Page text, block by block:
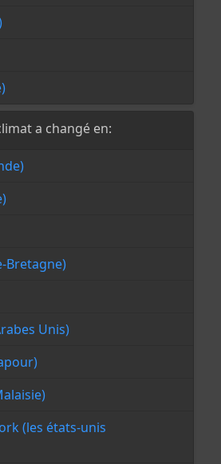
a changé en:
Bretagne)
Unis)
(les états-unis